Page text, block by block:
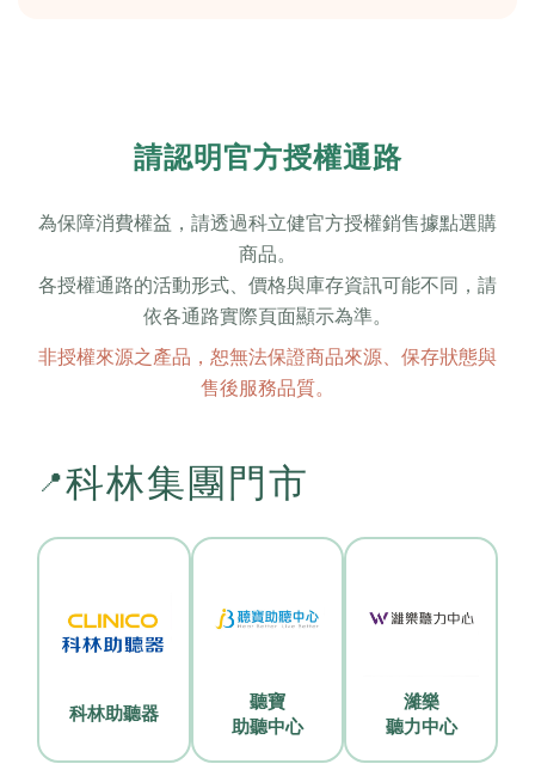
請認明官方授權通路
為保障消費權益，請透過科立健官方授權銷售據點選購
商品。
各授權通路的活動形式、價格與庫存資訊可能不同，請
依各通路實際頁面顯示為準。
非授權來源之產品，恕無法保證商品來源、保存狀態與
售後服務品質。
📍科林集團門市
科林助聽器
聽寶
助聽中心
濰樂
聽力中心